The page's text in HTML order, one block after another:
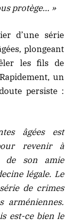
protège… »
d’une série
plongeant
les fils de
un
persiste :
âgées est
revenir à
de son amie
légale. Le
de crimes
arméniennes.
est-ce bien le